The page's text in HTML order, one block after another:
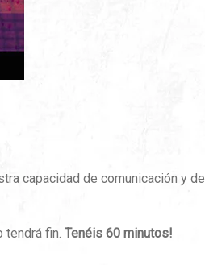
capacidad de comunicación y de
tendrá fin. Tenéis 60 minutos!